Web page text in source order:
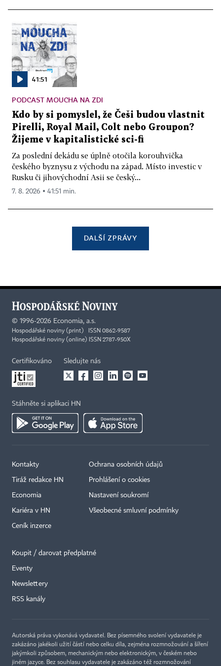
41:51
PODCAST MOUCHA NA ZDI
Kdo by si pomyslel, že Češi budou vlastnit
Pirelli, Royal Mail, Colt nebo Groupon?
Žijeme v kapitalistické sci-fi
Za poslední dekádu se úplně otočila korouhvička
českého byznysu z východu na západ. Místo investic v
Rusku či jihovýchodní Asii se český...
7. 8. 2026 ▪ 41:51 min.
DALŠÍ ZPRÁVY
© 1996-2026 Economia, a.s.
Hospodářské noviny (print) ISSN 0862-9587
Hospodářské noviny (online) ISSN 2787-950X
Certifikováno Sledujte nás
Stáhněte si aplikaci HN
Kontakty
Tiráž redakce HN
Economia
Kariéra v HN
Ceník inzerce
Ochrana osobních údajů
Prohlášení o cookies
Nastavení soukromí
Všeobecné smluvní podmínky
Koupit / darovat předplatné
Eventy
Newslettery
RSS kanály
Autorská práva vykonává vydavatel. Bez písemného svolení vydavatele je
zakázáno jakékoli užití částí nebo celku díla, zejména rozmnožování a šíření
jakýmkoli způsobem, mechanickým nebo elektronickým, v českém nebo
jiném jazyce. Bez souhlasu vydavatele je zakázáno též rozmnožování